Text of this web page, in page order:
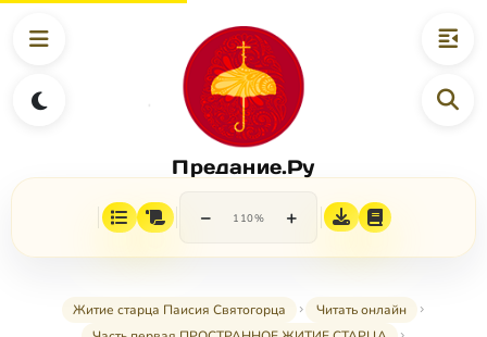
Предание.Ру
− 110% +
Житие старца Паисия Святогорца
Читать онлайн